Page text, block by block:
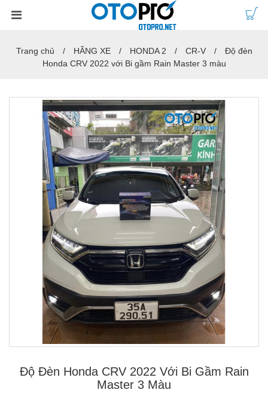
Trang chủ HÃNG XE HONDA 2 CR-V
Độ đèn
Honda CRV 2022 với Bi gầm Rain Master 3 màu
Độ Đèn Honda CRV 2022 Với Bi Gầm Rain
Master 3 Màu